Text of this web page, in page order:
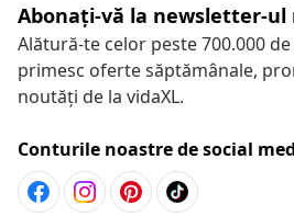
Abonați-vă la newsletter-ul
Alătură-te celor peste 700.000
primesc oferte săptămânale,
noutăți de la vidaXL.
Conturile noastre de social